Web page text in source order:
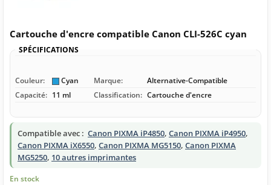
Cartouche d'encre compatible Canon CLI-526C cyan
SPÉCIFICATIONS
Couleur: Cyan Marque:
Alternative-Compatible
Capacité: 11 ml Classification: Cartouche d'encre
Compatible avec : Canon PIXMA iP4850, Canon PIXMA iP4950,
Canon PIXMA iX6550, Canon PIXMA MG5150, Canon PIXMA
MG5250, 10 autres imprimantes
En stock